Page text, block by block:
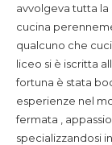
avvolgeva tutta la
cucina
qualcuno che
liceo si è iscritta
fortuna è stata
esperienze nel
fermata ,
specializzandosi